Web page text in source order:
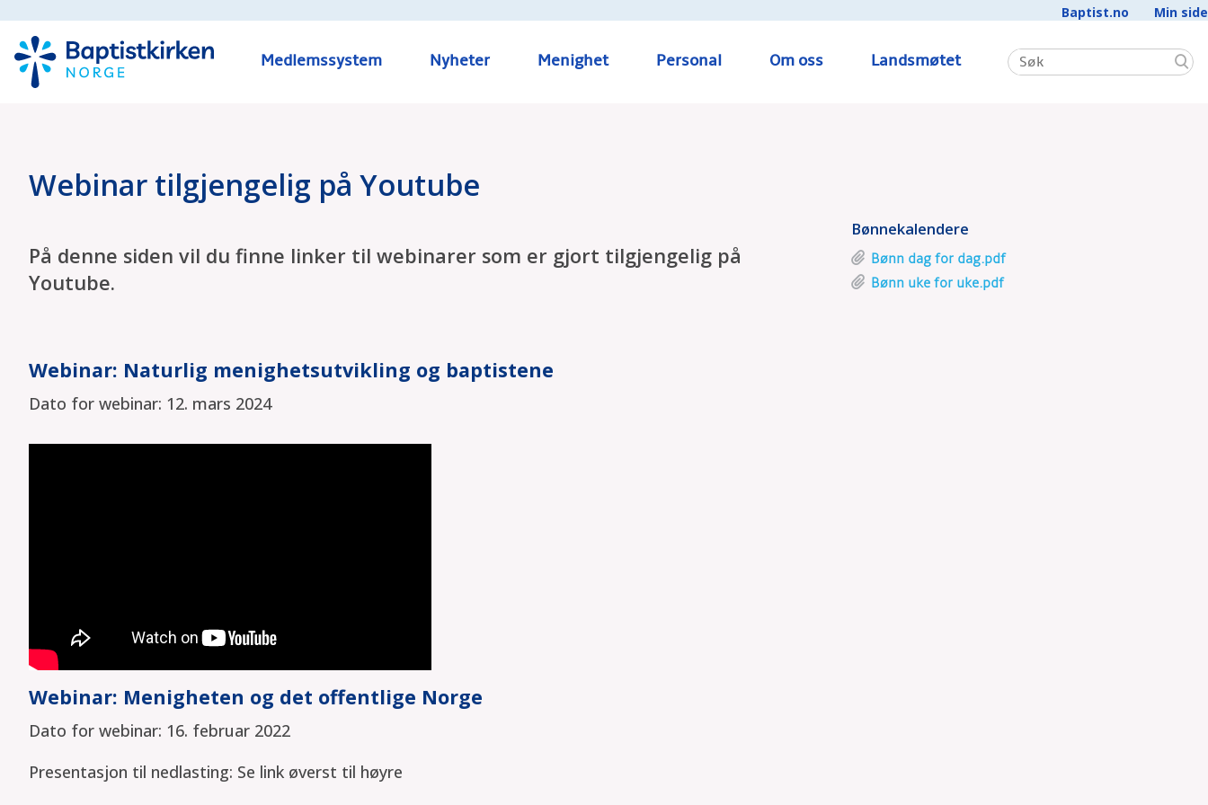
Baptist.no Min side
Medlemssystem Nyheter Menighet Personal Om oss Landsmøtet
Webinar tilgjengelig på Youtube
På denne siden vil du finne linker til webinarer som er gjort tilgjengelig på
Youtube.
Webinar: Naturlig menighetsutvikling og baptistene
Dato for webinar: 12. mars 2024
Webinar: Menigheten og det offentlige Norge
Dato for webinar: 16. februar 2022
Presentasjon til nedlasting: Se link øverst til høyre
Bønnekalendere
Bønn dag for dag.pdf
Bønn uke for uke.pdf